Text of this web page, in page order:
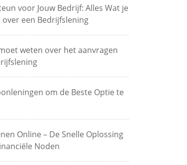
voor Jouw Bedrijf: Alles Wat je
over een Bedrijfslening
weten over het aanvragen
om de Beste Optie te
Online – De Snelle Oplossing
Noden